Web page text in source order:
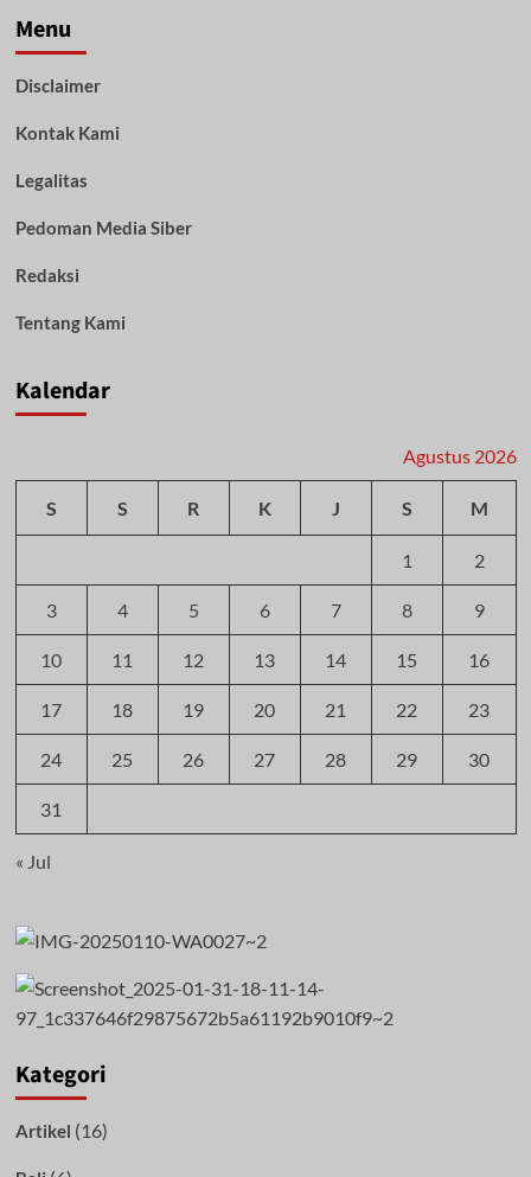
Menu
Disclaimer
Kontak Kami
Legalitas
Pedoman Media Siber
Redaksi
Tentang Kami
Kalendar
Agustus 2026
S S R K J S M
1 2
3 4 5 6 7 8 9
10 11 12 13 14 15 16
17 18 19 20 21 22 23
24 25 26 27 28 29 30
31
« Jul
Kategori
Artikel (16)